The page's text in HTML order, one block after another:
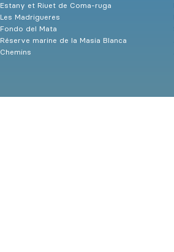
Estany et Riuet de Coma-ruga
Les Madrigueres
Fondo del Mata
Réserve marine de la Masia Blanca
Chemins